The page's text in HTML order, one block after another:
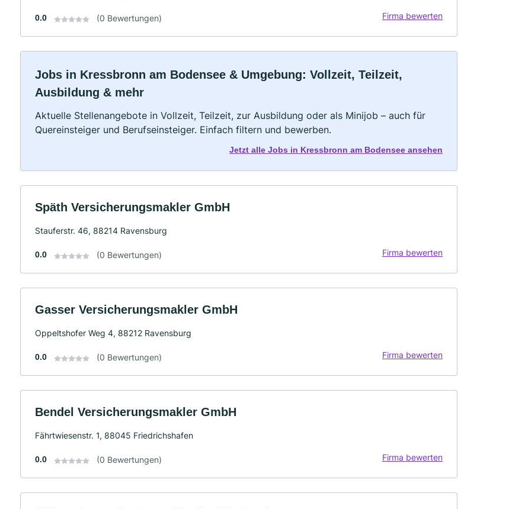
0.0 (0 Bewertungen) Firma bewerten
Jobs in Kressbronn am Bodensee & Umgebung: Vollzeit, Teilzeit,
Ausbildung & mehr
Aktuelle Stellenangebote in Vollzeit, Teilzeit, zur Ausbildung oder als Minijob – auch für
Quereinsteiger und Berufseinsteiger. Einfach filtern und bewerben.
Jetzt alle Jobs in Kressbronn am Bodensee ansehen
Späth Versicherungsmakler GmbH
Stauferstr. 46, 88214 Ravensburg
0.0 (0 Bewertungen) Firma bewerten
Gasser Versicherungsmakler GmbH
Oppeltshofer Weg 4, 88212 Ravensburg
0.0 (0 Bewertungen) Firma bewerten
Bendel Versicherungsmakler GmbH
Fährtwiesenstr. 1, 88045 Friedrichshafen
0.0 (0 Bewertungen) Firma bewerten